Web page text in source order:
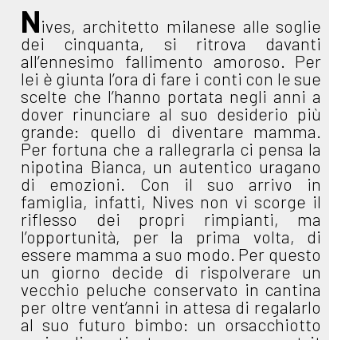
Nives, architetto milanese alle soglie
dei cinquanta, si ritrova davanti
all’ennesimo fallimento amoroso. Per
lei è giunta l’ora di fare i conti con le sue
scelte che l’hanno portata negli anni a
dover rinunciare al suo desiderio più
grande: quello di diventare mamma.
Per fortuna che a rallegrarla ci pensa la
nipotina Bianca, un autentico uragano
di emozioni. Con il suo arrivo in
famiglia, infatti, Nives non vi scorge il
riflesso dei propri rimpianti, ma
l’opportunità, per la prima volta, di
essere mamma a suo modo. Per questo
un giorno decide di rispolverare un
vecchio peluche conservato in cantina
per oltre vent’anni in attesa di regalarlo
al suo futuro bimbo: un orsacchiotto